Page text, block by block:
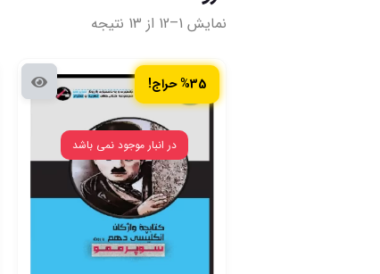
نمایش 1–12 از 13 نتیجه
%35 حراج!
در انبار موجود نمی باشد